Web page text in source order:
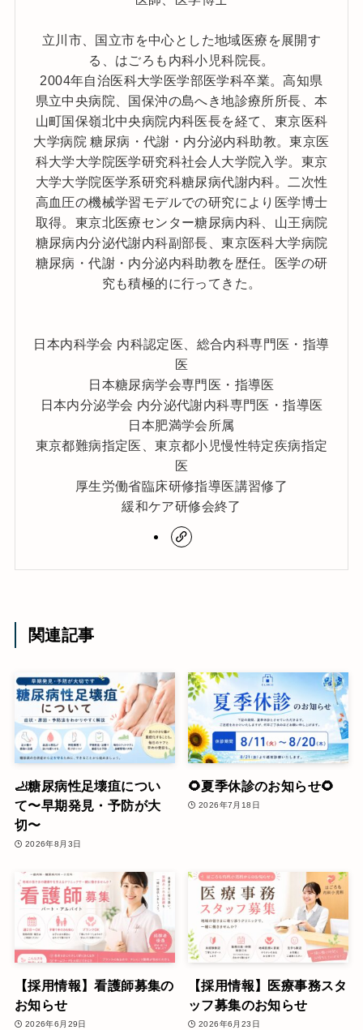
立川市、国立市を中心とした地域医療を展開す
る、はごろも内科小児科院長。
2004年自治医科大学医学部医学科卒業。高知県
県立中央病院、国保沖の島へき地診療所所長、本
山町国保嶺北中央病院内科医長を経て、東京医科
大学病院 糖尿病・代謝・内分泌内科助教。東京医
科大学大学院医学研究科社会人大学院入学。東京
大学大学院医学系研究科糖尿病代謝内科。二次性
高血圧の機械学習モデルでの研究により医学博士
取得。東京北医療センター糖尿病内科、山王病院
糖尿病内分泌代謝内科副部長、東京医科大学病院
糖尿病・代謝・内分泌内科助教を歴任。医学の研
究も積極的に行ってきた。
日本内科学会 内科認定医、総合内科専門医・指導
医
日本糖尿病学会専門医・指導医
日本内分泌学会 内分泌代謝内科専門医・指導医
日本肥満学会所属
東京都難病指定医、東京都小児慢性特定疾病指定
医
厚生労働省臨床研修指導医講習修了
緩和ケア研修会終了
関連記事
🦶糖尿病性足壊疽につい
て〜早期発見・予防が大
切〜
2026年8月3日
🌻夏季休診のお知らせ🌻
2026年7月18日
【採用情報】看護師募集の
お知らせ
2026年6月29日
【採用情報】医療事務スタ
ッフ募集のお知らせ
2026年6月23日